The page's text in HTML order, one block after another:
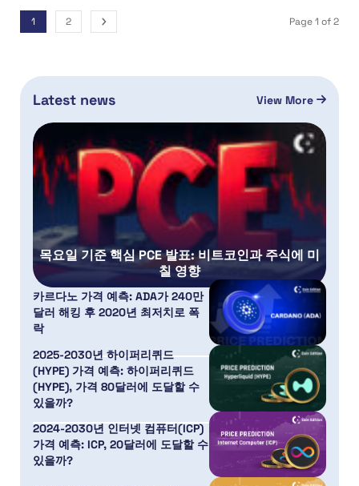
1 2 Page 1 of 2
Latest news View More
목요일 기준 핵심 PCE 발표: 비트코인과 주식에 미
칠 영향
카르다노 가격 예측: ADA가 240만
달러 해킹 후 2020년 최저치로 폭
락
2025-2030년 하이퍼리퀴드
(HYPE) 가격 예측: 하이퍼리퀴드
(HYPE), 가격 80달러에 도달할 수
있을까?
2024-2030년 인터넷 컴퓨터(ICP)
가격 예측: ICP, 20달러에 도달할 수
있을까?